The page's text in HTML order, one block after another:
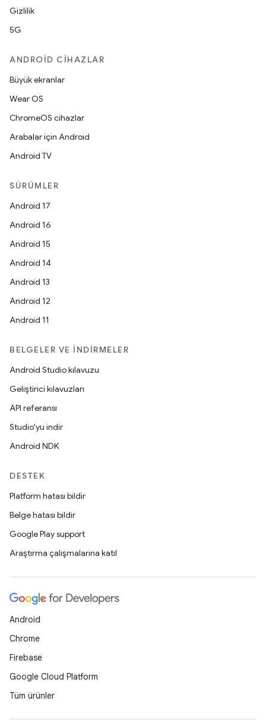
Gizlilik
5G
ANDROID CIHAZLAR
Büyük ekranlar
Wear OS
ChromeOS cihazlar
Arabalar için Android
Android TV
SÜRÜMLER
Android 17
Android 16
Android 15
Android 14
Android 13
Android 12
Android 11
BELGELER VE İNDIRMELER
Android Studio kılavuzu
Geliştirici kılavuzları
API referansı
Studio'yu indir
Android NDK
DESTEK
Platform hatası bildir
Belge hatası bildir
Google Play support
Araştırma çalışmalarına katıl
Android
Chrome
Firebase
Google Cloud Platform
Tüm ürünler